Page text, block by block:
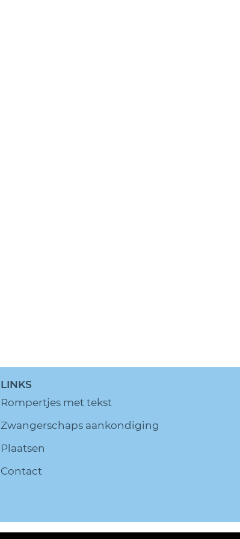
LINKS
Rompertjes met tekst
Zwangerschaps aankondiging
Plaatsen
Contact